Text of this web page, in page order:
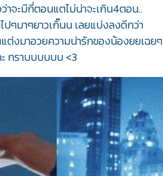
าจะมีกี่ตอนแตไม่น่าจะเกิน4ตอน..
ๆมาๆยาวเกิ๊นน เลยแบ่งลงดีกว่า
แต่งมาอวยความน่ารักของน้องยยเฉยๆ
กราบบบบบบ <3